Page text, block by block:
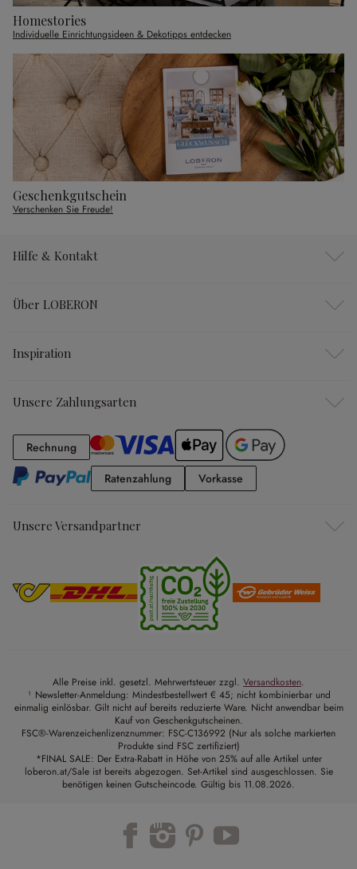
Homestories
Individuelle Einrichtungsideen & Dekotipps entdecken
Geschenkgutschein
Verschenken Sie Freude!
Hilfe & Kontakt
Über LOBERON
Inspiration
Unsere Zahlungsarten
RechnungRechnung
RatenzahlungRatenzahlung
Vorkasse
Unsere Versandpartner
Alle Preise inkl. gesetzl. Mehrwertsteuer zzgl. Versandkosten.
¹ Newsletter-Anmeldung: Mindestbestellwert € 45; nicht kombinierbar und
einmalig einlösbar. Gilt nicht auf bereits reduzierte Ware. Nicht anwendbar beim
Kauf von Geschenkgutscheinen.
FSC®-Warenzeichenlizenznummer: FSC-C136992 (Nur als solche markierten
Produkte sind FSC zertifiziert)
*FINAL SALE: Der Extra-Rabatt in Höhe von 25% auf alle Artikel unter
loberon.at/Sale ist bereits abgezogen. Set-Artikel sind ausgeschlossen. Sie
benötigen keinen Gutscheincode. Gültig bis 11.08.2026.